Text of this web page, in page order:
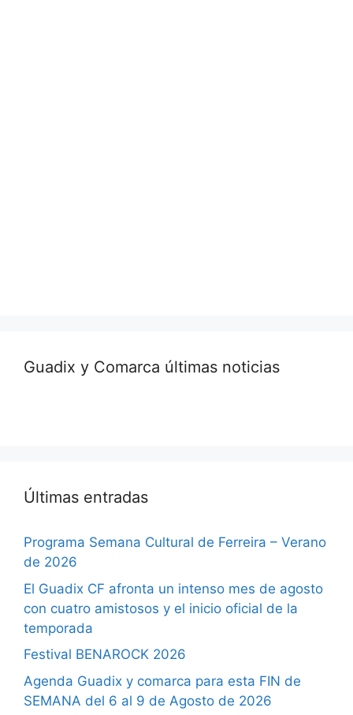
Guadix y Comarca últimas noticias
Últimas entradas
Programa Semana Cultural de Ferreira – Verano
de 2026
El Guadix CF afronta un intenso mes de agosto
con cuatro amistosos y el inicio oficial de la
temporada
Festival BENAROCK 2026
Agenda Guadix y comarca para esta FIN de
SEMANA del 6 al 9 de Agosto de 2026